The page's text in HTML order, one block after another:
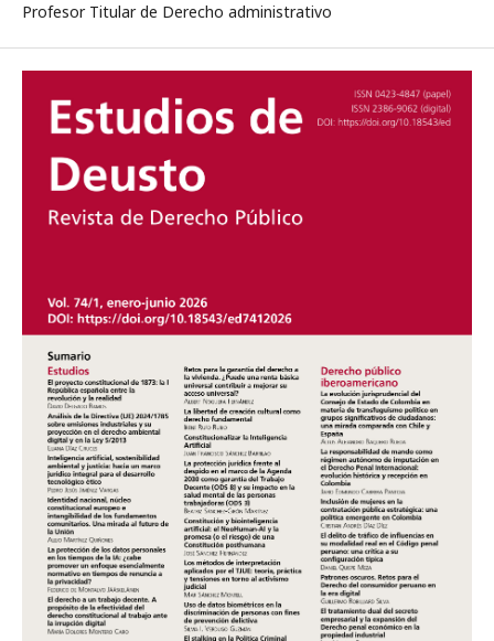
Profesor Titular de Derecho administrativo